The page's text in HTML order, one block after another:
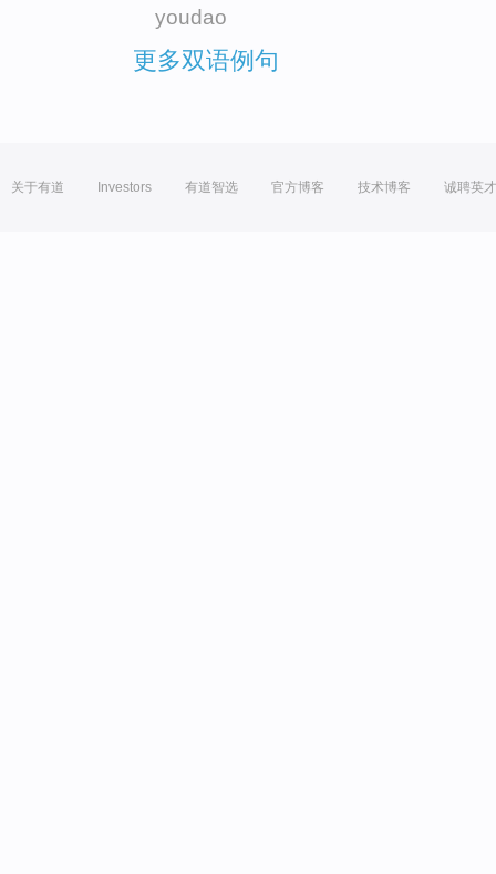
youdao
更多双语例句
关于有道 Investors 有道智选 官方博客 技术博客 诚聘英才